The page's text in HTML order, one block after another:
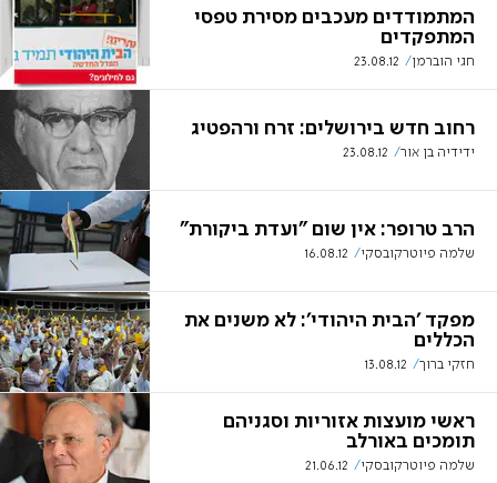
המתמודדים מעכבים מסירת טפסי
המתפקדים
חגי הוברמן 23.08.12
רחוב חדש בירושלים: זרח ורהפטיג
ידידיה בן אור 23.08.12
הרב טרופר: אין שום "ועדת ביקורת"
שלמה פיוטרקובסקי 16.08.12
מפקד 'הבית היהודי': לא משנים את
הכללים
חזקי ברוך 13.08.12
ראשי מועצות אזוריות וסגניהם
תומכים באורלב
שלמה פיוטרקובסקי 21.06.12